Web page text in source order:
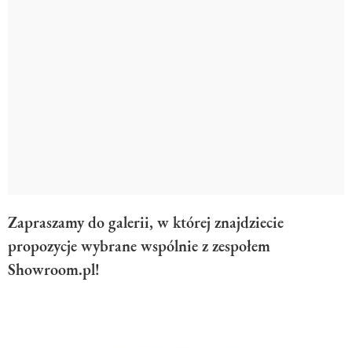
Zapraszamy do galerii, w której znajdziecie
propozycje wybrane wspólnie z zespołem
Showroom.pl!